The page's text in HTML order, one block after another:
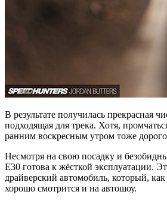
В результате получилась прекрасная
подходящая для трека. Хотя,
ранним воскресным утром тоже
Несмотря на свою посадку и
Е30 готова к жёсткой эксплуатации.
драйверский автомобиль, который,
хорошо смотрится и на автошоу.